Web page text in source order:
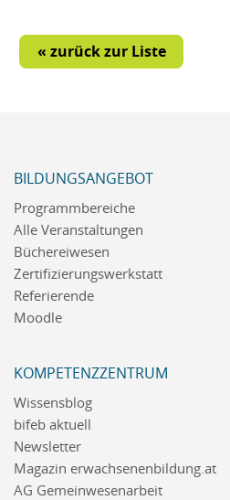
« zurück zur Liste
BILDUNGSANGEBOT
Programmbereiche
Alle Veranstaltungen
Büchereiwesen
Zertifizierungswerkstatt
Referierende
Moodle
KOMPETENZZENTRUM
Wissensblog
bifeb aktuell
Newsletter
Magazin erwachsenenbildung.at
AG Gemeinwesenarbeit